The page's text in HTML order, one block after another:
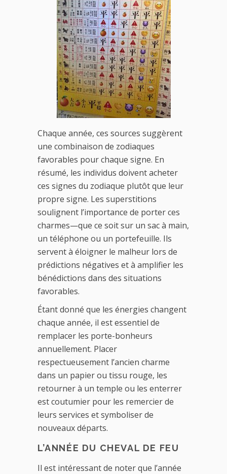
Chaque année, ces sources suggèrent
une combinaison de zodiaques
favorables pour chaque signe. En
résumé, les individus doivent acheter
ces signes du zodiaque plutôt que leur
propre signe. Les superstitions
soulignent l’importance de porter ces
charmes—que ce soit sur un sac à main,
un téléphone ou un portefeuille. Ils
servent à éloigner le malheur lors de
prédictions négatives et à amplifier les
bénédictions dans des situations
favorables.
Étant donné que les énergies changent
chaque année, il est essentiel de
remplacer les porte-bonheurs
annuellement. Placer
respectueusement l’ancien charme
dans un papier ou tissu rouge, les
retourner à un temple ou les enterrer
est coutumier pour les remercier de
leurs services et symboliser de
nouveaux départs.
L’ANNÉE DU CHEVAL DE FEU
Il est intéressant de noter que l’année